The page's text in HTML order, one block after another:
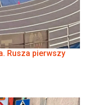
Rusza pierwszy